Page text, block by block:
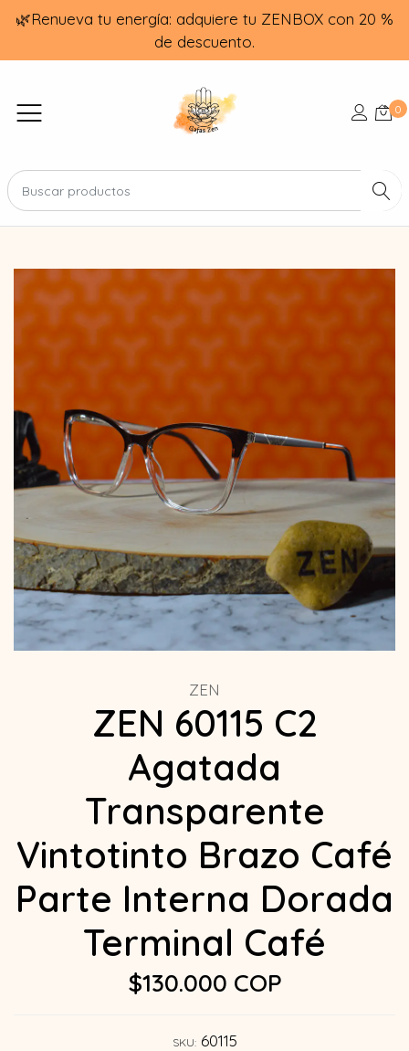
🌿Renueva tu energía: adquiere tu ZENBOX con 20 %
de descuento.
0
ZEN
ZEN 60115 C2
Agatada
Transparente
Vintotinto Brazo Café
Parte Interna Dorada
Terminal Café
$130.000 COP
SKU: 60115